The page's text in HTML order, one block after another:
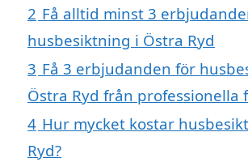
2 Få alltid minst 3
husbesiktning i Östra Ryd
3 Få 3 erbjudanden för
Östra Ryd från professionella
4 Hur mycket kostar
Ryd?